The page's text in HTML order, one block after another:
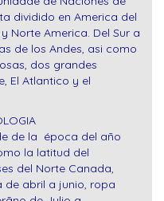
dividido en America del
Norte America. Del Sur a
de los Andes, asi como
dos grandes
El Atlantico y el
de la época del año
la latitud del
del Norte Canada,
de abril a junio, ropa